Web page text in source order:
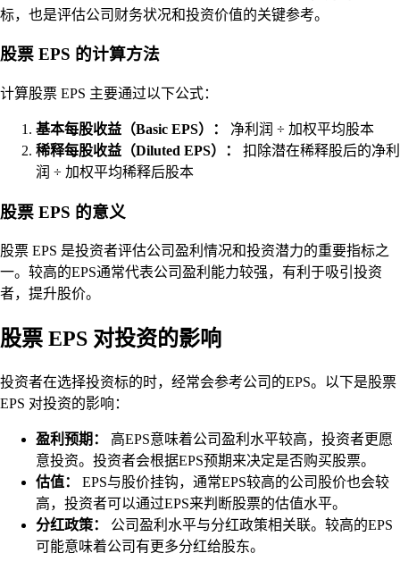
标，也是评估公司财务状况和投资价值的关键参考。
股票 EPS 的计算方法
计算股票 EPS 主要通过以下公式：
基本每股收益（Basic EPS）：
净利润 ÷ 加权平均股本
稀释每股收益（Diluted EPS）：
扣除潜在稀释股后的净利
润 ÷ 加权平均稀释后股本
股票 EPS 的意义
股票 EPS 是投资者评估公司盈利情况和投资潜力的重要指标之
一。较高的EPS通常代表公司盈利能力较强，有利于吸引投资
者，提升股价。
股票 EPS 对投资的影响
投资者在选择投资标的时，经常会参考公司的EPS。以下是股票
EPS 对投资的影响：
盈利预期：
高EPS意味着公司盈利水平较高，投资者更愿
意投资。投资者会根据EPS预期来决定是否购买股票。
估值：
EPS与股价挂钩，通常EPS较高的公司股价也会较
高，投资者可以通过EPS来判断股票的估值水平。
分红政策：
公司盈利水平与分红政策相关联。较高的EPS
可能意味着公司有更多分红给股东。